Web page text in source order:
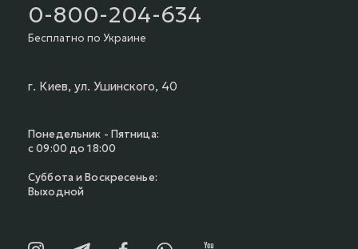
0-800-204-634
Бесплатно по Украине
г. Киев, ул. Ушинского, 40
Понедельник - Пятница:
с 09:00 до 18:00
Суббота и Воскресенье:
Выходной